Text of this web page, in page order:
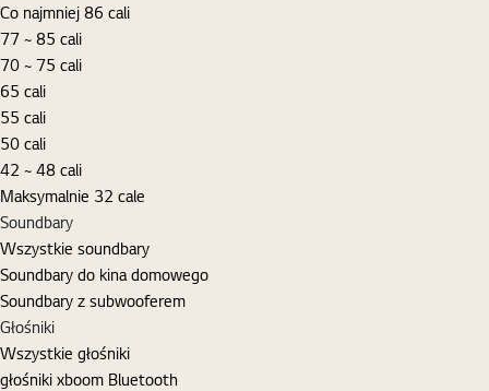
Co najmniej 86 cali
77 ~ 85 cali
70 ~ 75 cali
65 cali
55 cali
50 cali
42 ~ 48 cali
Maksymalnie 32 cale
Soundbary
Wszystkie soundbary
Soundbary do kina domowego
Soundbary z subwooferem
Głośniki
Wszystkie głośniki
głośniki xboom Bluetooth